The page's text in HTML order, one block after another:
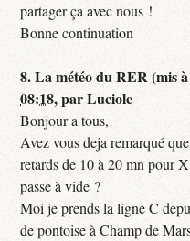
partager ça avec nous !
Bonne continuation
8.La météo du RER (mis
08:18,parLuciole
Bonjour a tous,
Avez vous deja remarqué
retards de 10 à 20 mn pour
passe à vide ?
Moi je prends la ligne C
de pontoise à Champ de